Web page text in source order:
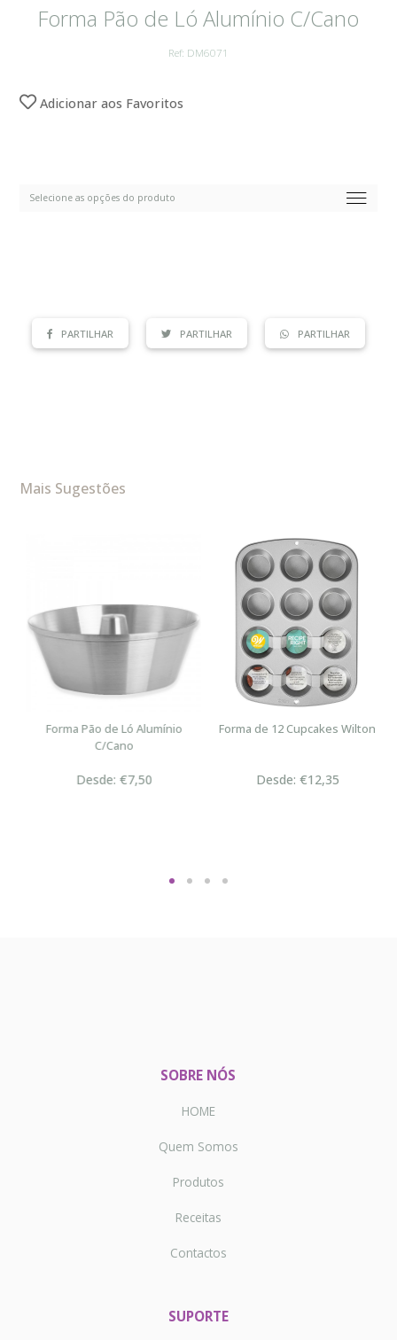
Forma Pão de Ló Alumínio C/Cano
Ref: DM6071
Adicionar aos Favoritos
PARTILHAR PARTILHAR PARTILHAR
Mais Sugestões
Forma Pão de Ló Alumínio
C/Cano
Desde: €7,50
Forma de 12 Cupcakes Wilton
Desde: €12,35
SOBRE NÓS
HOME
Quem Somos
Produtos
Receitas
Contactos
SUPORTE